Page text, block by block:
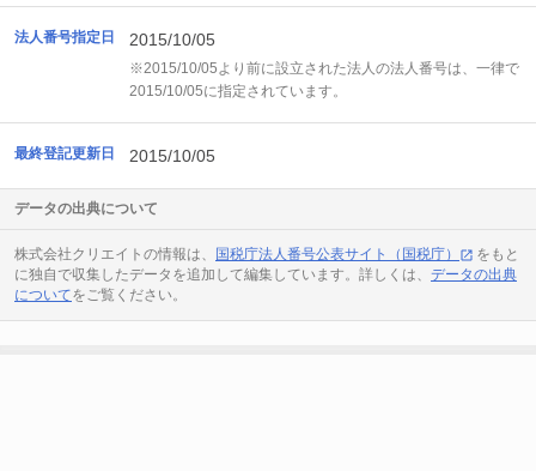
法人番号指定日 2015/10/05
※2015/10/05より前に設立された法人の法人番号は、一律で
2015/10/05に指定されています。
最終登記更新日 2015/10/05
データの出典について
株式会社クリエイトの情報は、 国税庁法人番号公表サイト（国税庁）
をもと
に独自で収集したデータを追加して編集しています。詳しくは、 データの出典
についてをご覧ください。